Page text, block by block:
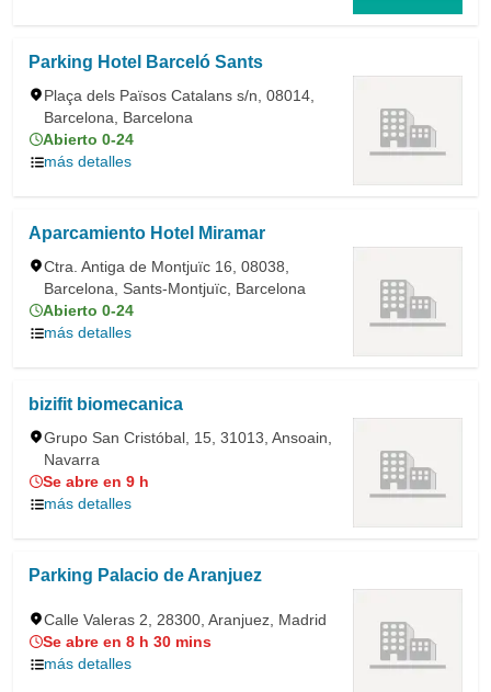
Parking Hotel Barceló Sants
Plaça dels Països Catalans s/n, 08014,
Barcelona, Barcelona
Abierto 0-24
más detalles
Aparcamiento Hotel Miramar
Ctra. Antiga de Montjuïc 16, 08038,
Barcelona, Sants-Montjuïc, Barcelona
Abierto 0-24
más detalles
bizifit biomecanica
Grupo San Cristóbal, 15, 31013, Ansoain,
Navarra
Se abre en 9 h
más detalles
Parking Palacio de Aranjuez
Calle Valeras 2, 28300, Aranjuez, Madrid
Se abre en 8 h 30 mins
más detalles